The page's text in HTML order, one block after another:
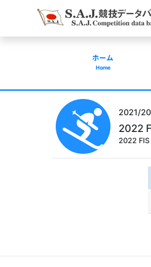
ホーム
Home
2021/
2022
2022 FIS